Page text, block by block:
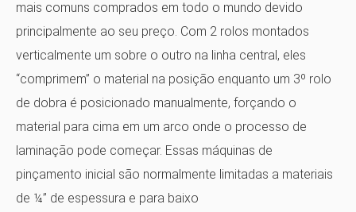
mais comuns comprados em todo o mundo devido
principalmente ao seu preço. Com 2 rolos montados
verticalmente um sobre o outro na linha central, eles
“comprimem” o material na posição enquanto um 3º rolo
de dobra é posicionado manualmente, forçando o
material para cima em um arco onde o processo de
laminação pode começar. Essas máquinas de
pinçamento inicial são normalmente limitadas a materiais
de ¼” de espessura e para baixo